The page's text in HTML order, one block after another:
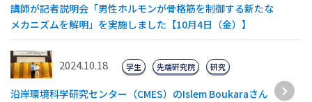
講師が記者説明会「男性ホルモンが骨格筋を制御する新たな
メカニズムを解明」を実施しました【10月4日（金）】
2024.10.18
沿岸環境科学研究センター（CMES）のIslem Boukaraさん
学生 先端研究院 研究